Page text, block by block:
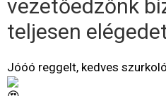
vezetőedzőnk
teljesen
Jóóó reggelt, kedves